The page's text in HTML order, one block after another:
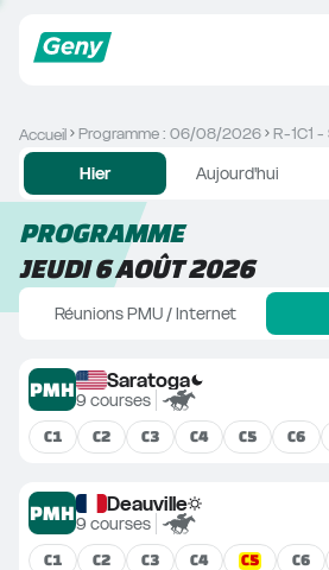
Accueil Programme : 06/08/2026 R-1C1
Hier Aujourd'hui
PROGRAMME
JEUDI 6 AOÛT 2026
Réunions PMU / Internet
PMH Saratoga
9 courses
C1 C2 C3 C4 C5 C6
PMH Deauville
9 courses
C1 C2 C3 C4 C5 C6